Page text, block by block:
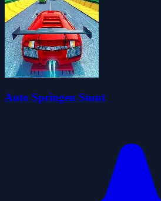
Auto Springen Stunt